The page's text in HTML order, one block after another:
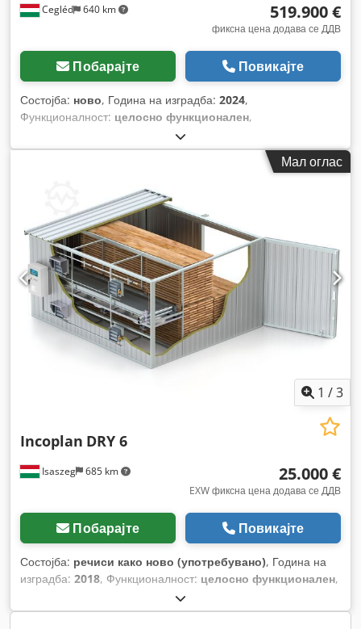
Cegléd 640 km 519.900 €
фиксна цена додава се ДДВ
Побарајте Повикајте
Состојба: ново, Година на изградба: 2024,
Функционалност: целосно функционален,
Мал оглас
1 /3
Isaszeg 685 km
Incoplan DRY 6
25.000 €
EXW фиксна цена додава се ДДВ
Побарајте Повикајте
Состојба: речиси како ново (употребувано), Година на
изградба: 2018, Функционалност: целосно функционален,
, моќ:
температура:70 °C, внатрешна должина:6.000 мм,